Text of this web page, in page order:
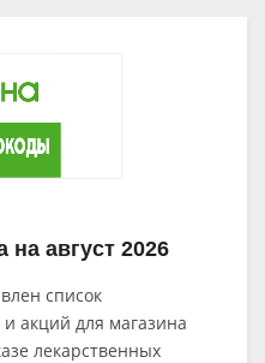
август 2026
список
акций для магазина
лекарственных